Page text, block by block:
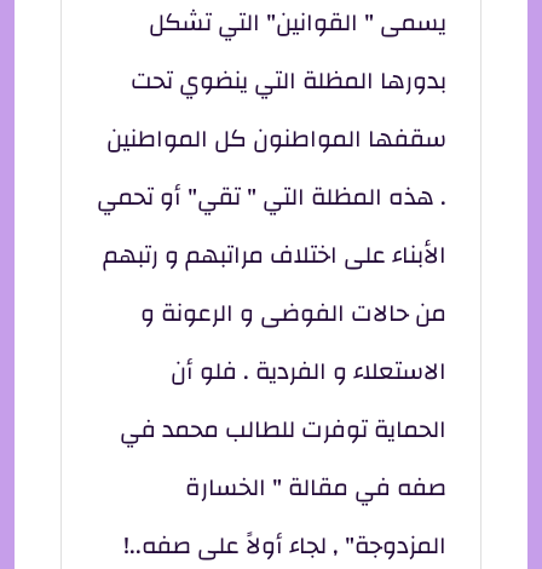
يسمى " القوانين" التي تشكل
بدورها المظلة التي ينضوي تحت
سقفها المواطنون كل المواطنين
. هذه المظلة التي " تقي" أو تحمي
الأبناء على اختلاف مراتبهم و رتبهم
من حالات الفوضى و الرعونة و
الاستعلاء و الفردية . فلو أن
الحماية توفرت للطالب محمد في
صفه في مقالة " الخسارة
المزدوجة" , لجاء أولاً على صفه..!